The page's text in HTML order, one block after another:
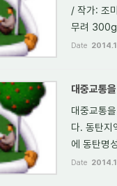
/ 작가: 조
무려 300g
Date
대중교통
대중교통
다. 동탄지
에 동탄명
Date